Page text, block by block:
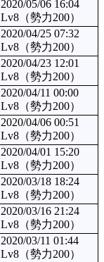
2020/05/06 16:04
Lv8（勢力200）
2020/04/25 07:32
Lv8（勢力200）
2020/04/23 12:01
Lv8（勢力200）
2020/04/11 00:00
Lv8（勢力200）
2020/04/06 00:51
Lv8（勢力200）
2020/04/01 15:20
Lv8（勢力200）
2020/03/18 18:24
Lv8（勢力200）
2020/03/16 21:24
Lv8（勢力200）
2020/03/11 01:44
Lv8（勢力200）